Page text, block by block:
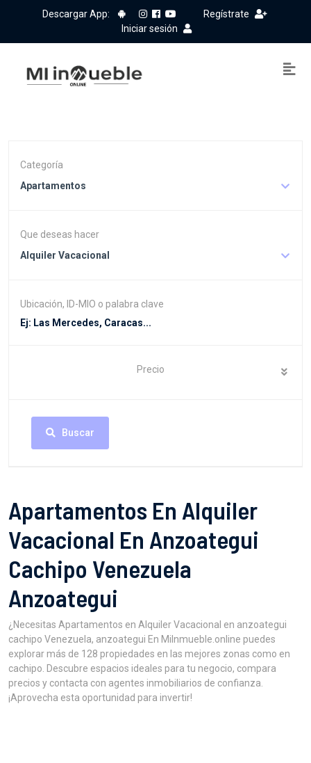
Descargar App:
Regístrate
Iniciar sesión
Categoría
Apartamentos
Que deseas hacer
Alquiler Vacacional
Ubicación, ID-MIO o palabra clave
Precio
Buscar
Apartamentos En Alquiler
Vacacional En Anzoategui
Cachipo Venezuela
Anzoategui
¿Necesitas Apartamentos en Alquiler Vacacional en anzoategui
cachipo Venezuela, anzoategui En MiInmueble.online puedes
explorar más de 128 propiedades en las mejores zonas como en
cachipo. Descubre espacios ideales para tu negocio, compara
precios y contacta con agentes inmobiliarios de confianza.
¡Aprovecha esta oportunidad para invertir!